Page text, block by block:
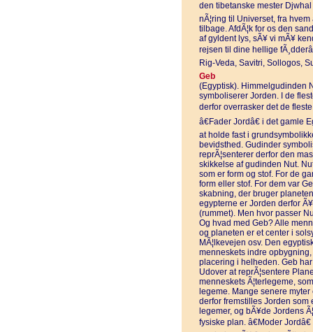
den tibetanske mester
nÃ¦ring til Universet, fra
tilbage. AfdÃ¦k for os den
af gyldent lys, sÃ¥ vi mÃ¥
rejsen til dine hellige
Rig-Veda, Savitri, Sollogos,
Geb
(Egyptisk). Himmelgudinden
symboliserer Jorden. I de
derfor overrasker det de
â€Fader Jordâ€ i det gamle
at holde fast i
bevidsthed. Gudinder
reprÃ¦senterer derfor den
skikkelse af gudinden Nut.
som er form og stof. For de
form eller stof. For dem var
skabning, der bruger
egypterne er Jorden derfor
(rummet). Men hvor passer
Og hvad med Geb? Alle
og planeten er et center i
MÃ¦lkevejen osv. Den
menneskets indre
placering i helheden. Geb
Udover at reprÃ¦sentere
menneskets Ã¦terlegeme,
legeme. Mange senere
derfor fremstilles Jorden som
legemer, og bÃ¥de Jordens
fysiske plan. â€Moder